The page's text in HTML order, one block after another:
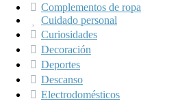
Complementos de ropa
Cuidado personal
Curiosidades
Decoración
Deportes
Descanso
Electrodomésticos